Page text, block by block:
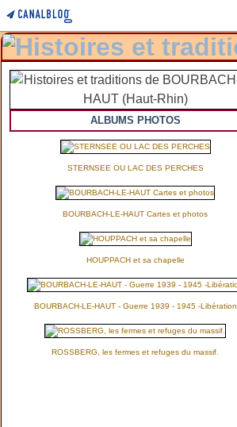
ALBUMS PHOTOS
STERNSEE OU LAC DES PERCHES
BOURBACH-LE-HAUT Cartes et photos
HOUPPACH et sa chapelle
BOURBACH-LE-HAUT - Guerre 1939 - 1945 -Libération
ROSSBERG, les fermes et refuges du massif.